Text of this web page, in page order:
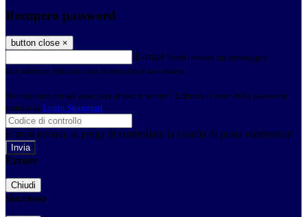
Recupero password
button close ×
E-mail Verrà inviato un messaggio
all'indirizzo indicato con le istruzioni necessarie.
Non hai una e-mail associata al nome utente? Effettua il reset della password
tramite la Login Spaggiari
E-mail inviata, si prega di controllare la casella di posta elettronica!
Errore
Chiudi
Successo